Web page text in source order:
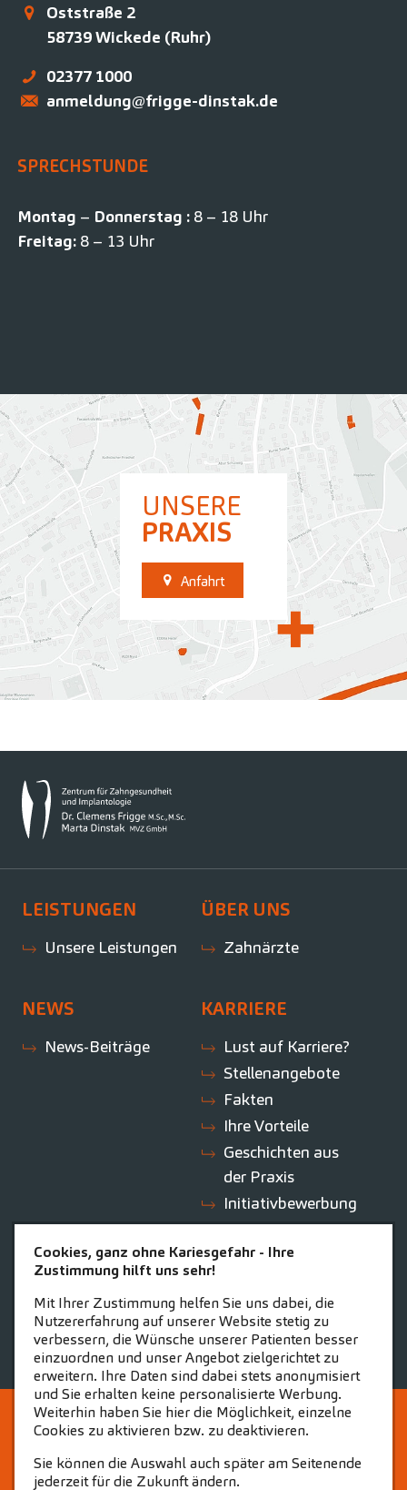
UNSERE
PRAXIS
Anfahrt
Oststraße 2
58739Wickede (Ruhr)
02377 1000
anmeldung@frigge-dinstak.de
SPRECHSTUNDE
Montag – Donnerstag : 8 – 18 Uhr
Freitag: 8 – 13 Uhr
LEISTUNGEN
Unsere Leistungen
ÜBER UNS
Zahnärzte
NEWS
News-Beiträge
KARRIERE
Lust auf Karriere?
Stellenangebote
Fakten
Ihre Vorteile
Geschichten aus
der Praxis
Initiativbewerbung
ZAHNEINS
zahneins.com
STARTSEITE
KONTAKT
COOKIE-EINSTELLUNGEN
IMPRESSUM
Cookies, ganz ohne Kariesgefahr - Ihre
Zustimmung hilft uns sehr!
Mit Ihrer Zustimmung helfen Sie uns dabei, die
Nutzererfahrung auf unserer Website stetig zu
verbessern, die Wünsche unserer Patienten besser
einzuordnen und unser Angebot zielgerichtet zu
erweitern. Ihre Daten sind dabei stets anonymisiert
und Sie erhalten keine personalisierte Werbung.
Weiterhin haben Sie hier die Möglichkeit, einzelne
Cookies zu aktivieren bzw. zu deaktivieren.
Sie können die Auswahl auch später am Seitenende
jederzeit für die Zukunft ändern.